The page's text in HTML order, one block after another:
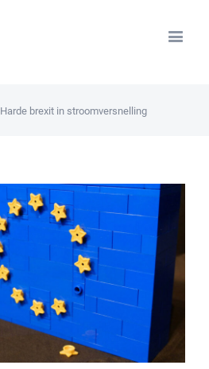
Harde brexit in stroomversnelling